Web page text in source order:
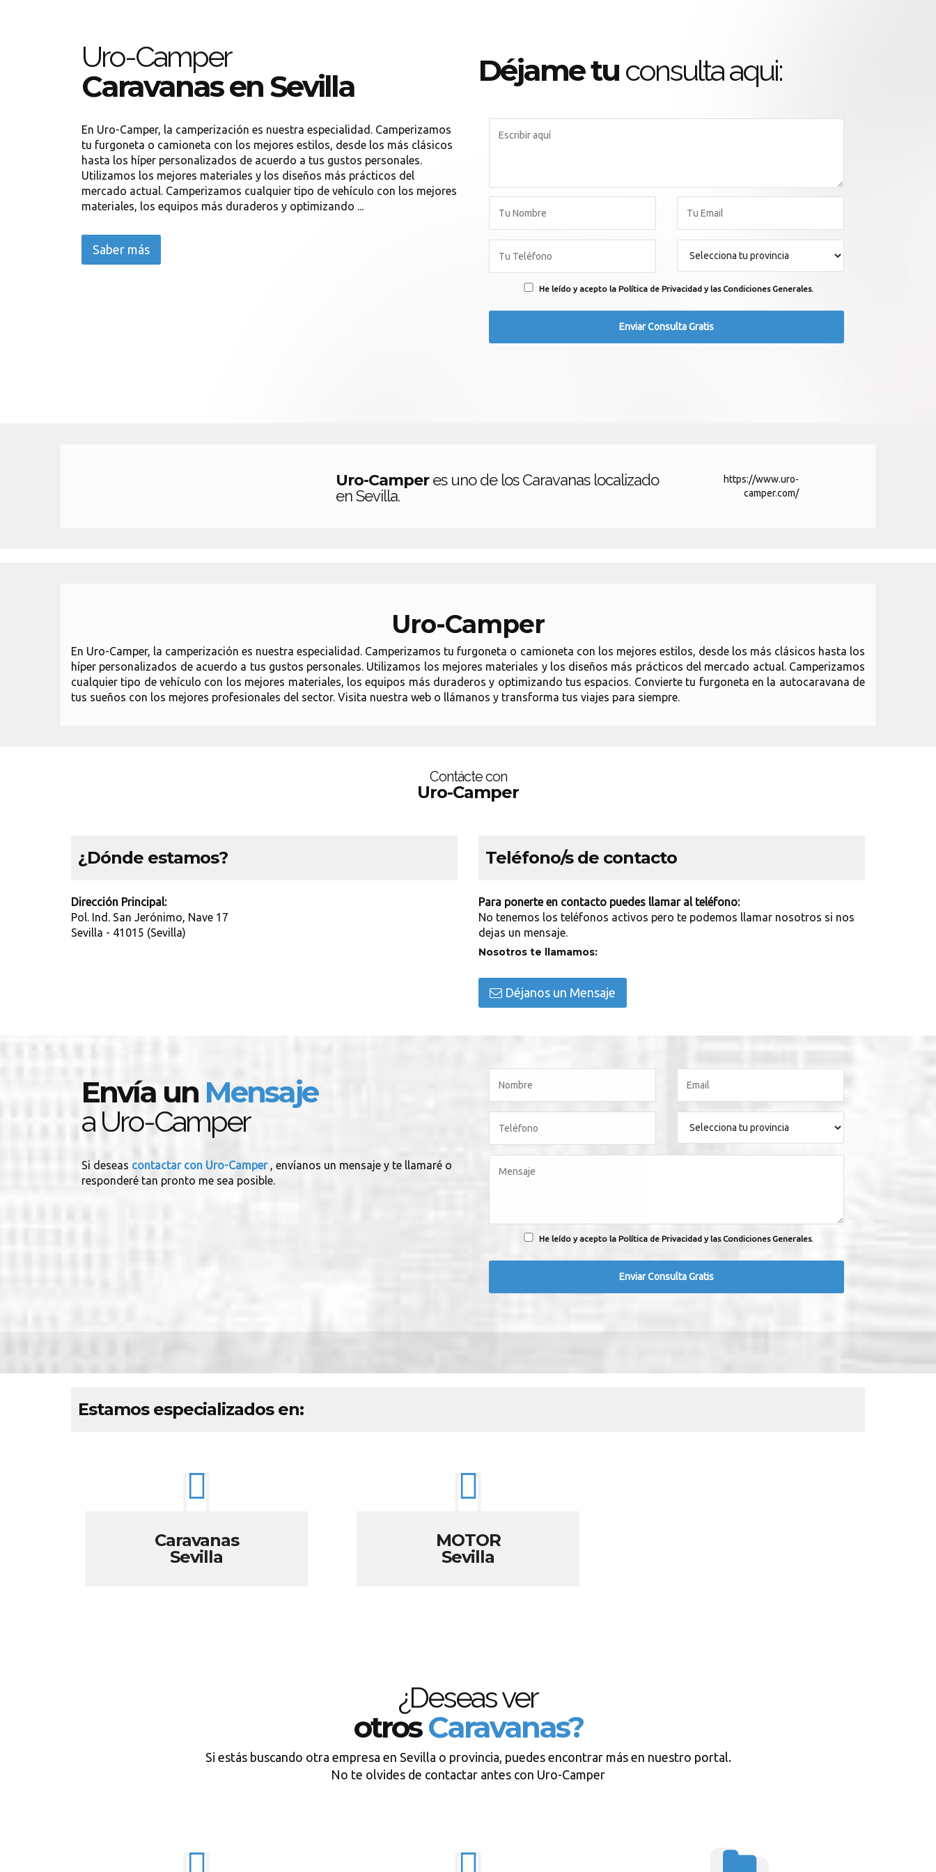
Uro-Camper
Caravanas en Sevilla
En Uro-Camper, la camperización es nuestra especialidad. Camperizamos
tu furgoneta o camioneta con los mejores estilos, desde los más clásicos
hasta los híper personalizados de acuerdo a tus gustos personales.
Utilizamos los mejores materiales y los diseños más prácticos del
mercado actual. Camperizamos cualquier tipo de vehículo con los mejores
materiales, los equipos más duraderos y optimizando ...
Saber más
Déjame tu consulta aqui:
He leído y acepto la Política de Privacidad y las Condiciones Generales.
Uro-Camperes uno de los Caravanas localizado
en Sevilla.
https://www.uro-
camper.com/
Uro-Camper
En Uro-Camper, la camperización es nuestra especialidad. Camperizamos tu furgoneta o camioneta con los mejores estilos, desde los más clásicos hasta los
híper personalizados de acuerdo a tus gustos personales. Utilizamos los mejores materiales y los diseños más prácticos del mercado actual. Camperizamos
cualquier tipo de vehículo con los mejores materiales, los equipos más duraderos y optimizando tus espacios. Convierte tu furgoneta en la autocaravana de
tus sueños con los mejores profesionales del sector. Visita nuestra web o llámanos y transforma tus viajes para siempre.
Contácte con
Uro-Camper
¿Dónde estamos?
Dirección Principal:
Pol. Ind. San Jerónimo, Nave 17
Sevilla - 41015 (Sevilla)
Teléfono/s de contacto
Para ponerte en contacto puedes llamar al teléfono:
No tenemos los teléfonos activos pero te podemos llamar nosotros si nos
dejas un mensaje.
Nosotros te llamamos:
Déjanos un Mensaje
Envía un Mensaje
a Uro-Camper
Si deseas contactar con Uro-Camper , envíanos un mensaje y te llamaré o
responderé tan pronto me sea posible.
He leído y acepto la Política de Privacidad y las Condiciones Generales.
Estamos especializados en:
Caravanas
Sevilla
MOTOR
Sevilla
¿Deseas ver
otrosCaravanas?
Si estás buscando otra empresa en Sevilla o provincia, puedes encontrar más en nuestro portal.
No te olvides de contactar antes con Uro-Camper